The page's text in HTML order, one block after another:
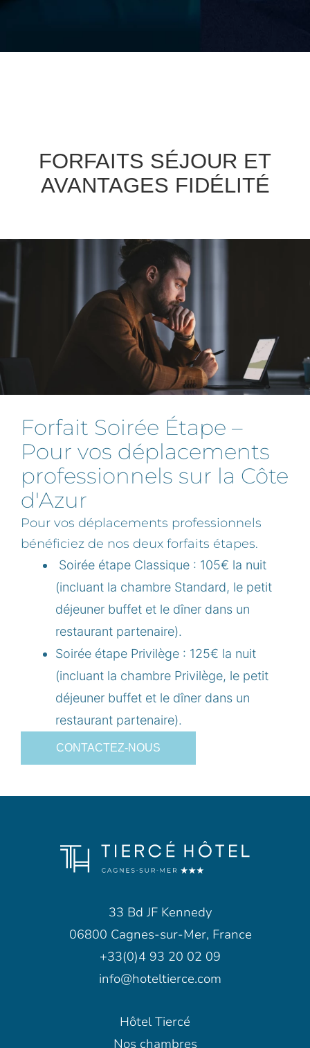
FORFAITS SÉJOUR ET
AVANTAGES FIDÉLITÉ
Forfait Soirée Étape –
Pour vos déplacements
professionnels sur la Côte
d'Azur
Pour vos déplacements professionnels
bénéficiez de nos deux forfaits étapes.
Soirée étape Classique : 105€ la nuit
(incluant la chambre Standard, le petit
déjeuner buffet et le dîner dans un
restaurant partenaire).
Soirée étape Privilège : 125€ la nuit
(incluant la chambre Privilège, le petit
déjeuner buffet et le dîner dans un
restaurant partenaire).
CONTACTEZ-NOUS
33 Bd JF Kennedy
06800 Cagnes-sur-Mer, France
+33(0)4 93 20 02 09
info@hoteltierce.com
Hôtel Tiercé
Nos chambres